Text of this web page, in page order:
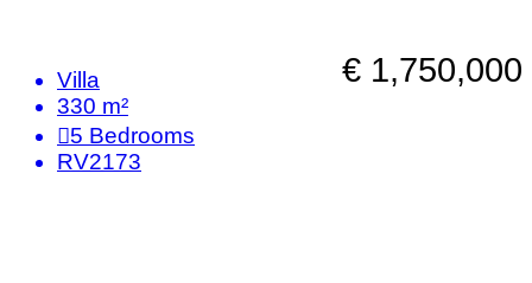
€ 1,750,000
Villa
330 m²
5 Bedrooms
RV2173